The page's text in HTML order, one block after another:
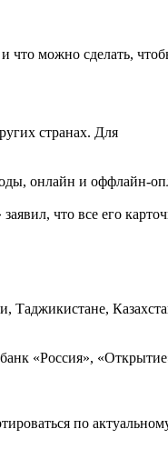
что можно сделать,
странах. Для
онлайн и оффлайн-
что все его
Таджикистане,
«Россия»,
по